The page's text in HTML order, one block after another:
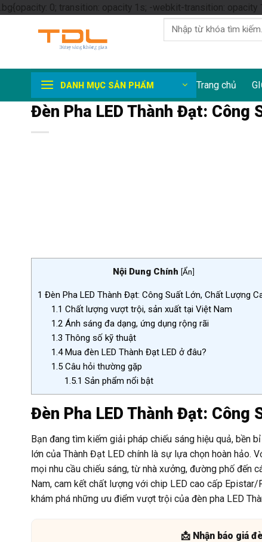
.bg{opacity: 0; transition: opacity 1s; -webkit-transition: opacity
Tìm
kiếm:
DANH MỤC SẢN PHẨM Trang chủ
Đèn Pha LED Thành Đạt: Công
Nội Dung Chính [Ẩn]
1 Đèn Pha LED Thành Đạt: Công Suất Lớn, Chất Lượng
1.1 Chất lượng vượt trội, sản xuất tại Việt Nam
1.2Ánh sáng đa dạng, ứng dụng rộng rãi
1.3 Thông số kỹ thuật
1.4Mua đèn LED Thành Đạt LED ở đâu?
1.5Câu hỏi thường gặp
1.5.1 Sản phẩm nổi bật
Đèn Pha LED Thành Đạt: Công
Bạn đang tìm kiếm giải pháp chiếu sáng hiệu quả, bền
lớn của Thành Đạt LED chính là sự lựa chọn hoàn hảo.
mọi nhu cầu chiếu sáng, từ nhà xưởng, đường phố đến
Nam, cam kết chất lượng với chip LED cao cấp
khám phá những ưu điểm vượt trội của đèn pha LED
📩 Nhận báo giá